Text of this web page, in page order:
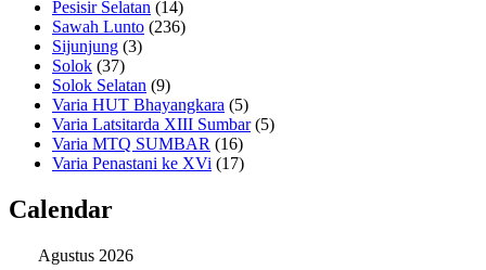
Pesisir Selatan (14)
Sawah Lunto (236)
Sijunjung (3)
Solok (37)
Solok Selatan (9)
Varia HUT Bhayangkara (5)
Varia Latsitarda XIII Sumbar(5)
Varia MTQ SUMBAR (16)
Varia Penastani ke XVi (17)
Calendar
Agustus 2026